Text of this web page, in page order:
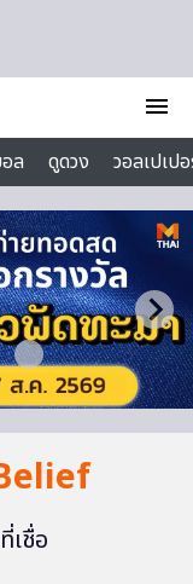
menu
ล ดูดวง
วอลเปเป
เชื่อ